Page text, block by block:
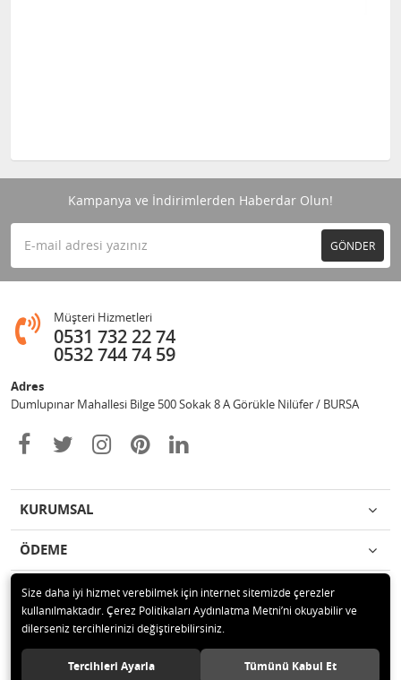
Kampanya ve İndirimlerden Haberdar Olun!
GÖNDER
Müşteri Hizmetleri
0531 732 22 74
0532 744 74 59
Adres
Dumlupınar Mahallesi Bilge 500 Sokak 8 A Görükle Nilüfer / BURSA
KURUMSAL
ÖDEME
İLETİŞİM
© 2020 MAG OTOMOTİV Tüm hakları saklıdır.
Size daha iyi hizmet verebilmek için internet sitemizde çerezler
kullanılmaktadır. Çerez Politikaları Aydınlatma Metni’ni okuyabilir ve
dilerseniz tercihlerinizi değiştirebilirsiniz.
Tercihleri Ayarla Tümünü Kabul Et